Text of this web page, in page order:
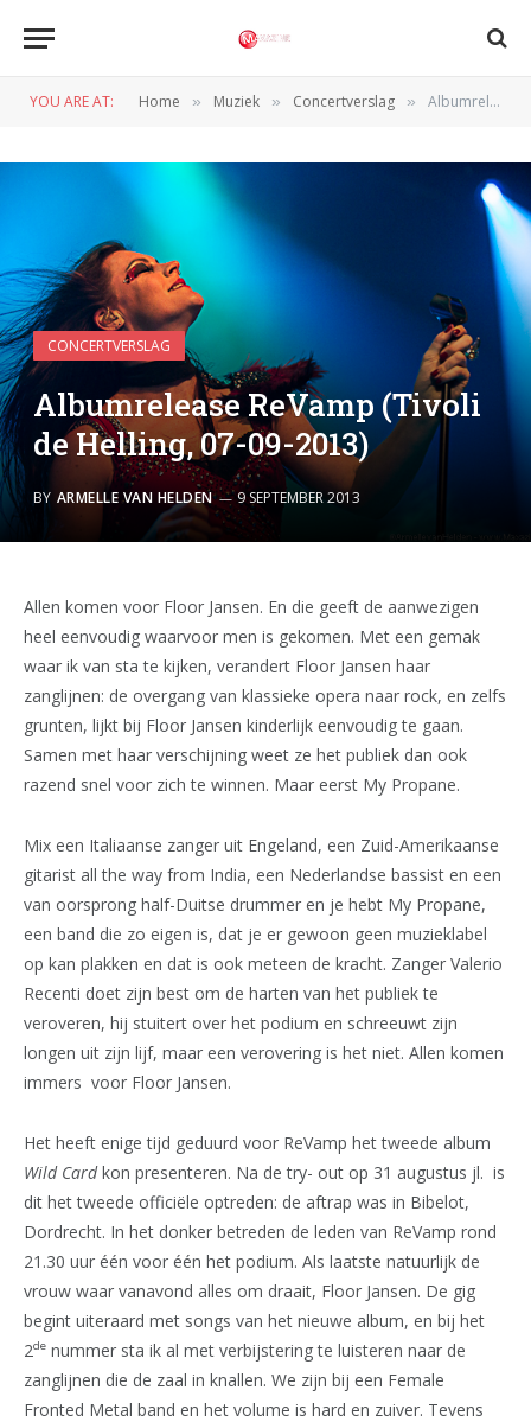
YOU ARE AT: Home » Muziek » Concertverslag » Albumrelease ReVamp (Tivoli de Helling, 07-09-2013)
CONCERTVERSLAG
Albumrelease ReVamp (Tivoli
de Helling, 07-09-2013)
BY ARMELLE VAN HELDEN 9 SEPTEMBER 2013
Allen komen voor Floor Jansen. En die geeft de aanwezigen
heel eenvoudig waarvoor men is gekomen. Met een gemak
waar ik van sta te kijken, verandert Floor Jansen haar
zanglijnen: de overgang van klassieke opera naar rock, en zelfs
grunten, lijkt bij Floor Jansen kinderlijk eenvoudig te gaan.
Samen met haar verschijning weet ze het publiek dan ook
razend snel voor zich te winnen. Maar eerst My Propane.
Mix een Italiaanse zanger uit Engeland, een Zuid-Amerikaanse
gitarist all the way from India, een Nederlandse bassist en een
van oorsprong half-Duitse drummer en je hebt My Propane,
een band die zo eigen is, dat je er gewoon geen muzieklabel
op kan plakken en dat is ook meteen de kracht. Zanger Valerio
Recenti doet zijn best om de harten van het publiek te
veroveren, hij stuitert over het podium en schreeuwt zijn
longen uit zijn lijf, maar een verovering is het niet. Allen komen
immers voor Floor Jansen.
Het heeft enige tijd geduurd voor ReVamp het tweede album
Wild Cardkon presenteren. Na de try- out op 31 augustus jl. is
dit het tweede officiële optreden: de aftrap was in Bibelot,
Dordrecht. In het donker betreden de leden van ReVamp rond
21.30 uur één voor één het podium. Als laatste natuurlijk de
vrouw waar vanavond alles om draait, Floor Jansen. De gig
begint uiteraard met songs van het nieuwe album, en bij het
2de nummer sta ik al met verbijstering te luisteren naar de
zanglijnen die de zaal in knallen. We zijn bij een Female
Fronted Metal band en het volume is hard en zuiver. Tevens